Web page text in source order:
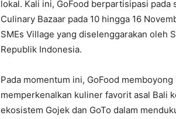
lokal. Kali ini, GoFood berpartisipasi
Culinary Bazaar pada 10 hingga 16
SMEs Village yang diselenggarakan oleh
Republik Indonesia.
Pada momentum ini, GoFood
memperkenalkan kuliner favorit asal Bali
ekosistem Gojek dan GoTo dalam